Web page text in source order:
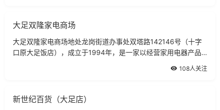
大足双隆家电商场
大足双隆家电商场地处龙岗街道办事处双塔路142146号（十字
口原大足饭店），成立于1994年，是一家以经营家用电器产品
108人关注
新世纪百货（大足店）